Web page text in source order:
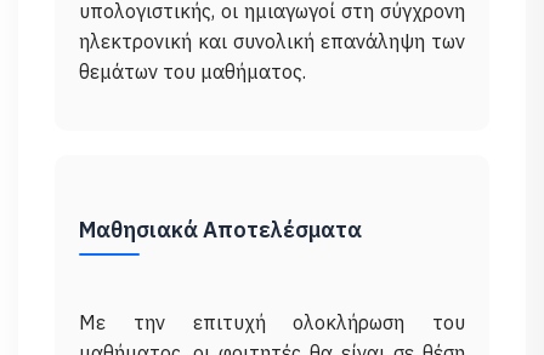
υπολογιστικής, οι ημιαγωγοί στη σύγχρονη
ηλεκτρονική και συνολική επανάληψη των
Μαθησιακά Αποτελέσματα
Με την επιτυχή ολοκλήρωση του